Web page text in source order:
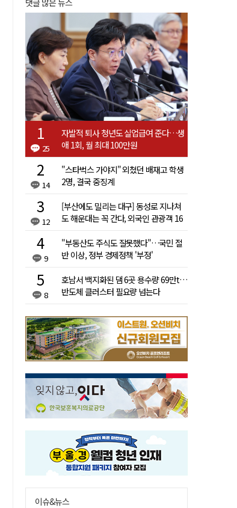
댓글 많은 뉴스
25
자발적 퇴사 청년도 실업급여 준다…생
애 1회, 월 최대 100만원
14
"스타벅스 가야지" 외쳤던 배재고 학생
2명, 결국 중징계
12
[부산에도 밀리는 대구] 동성로 지나쳐
도 해운대는 꼭 간다, 외국인 관광객 16
9
"부동산도 주식도 잘못했다"…국민 절
반 이상, 정부 경제정책 '부정'
8
호남서 백지화된 댐 6곳 용수량 69만t…
반도체 클러스터 필요량 넘는다
이슈&뉴스